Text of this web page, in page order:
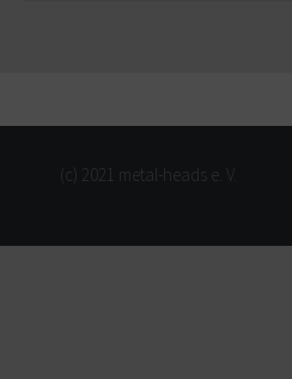
(c) 2021 metal-heads e. V.